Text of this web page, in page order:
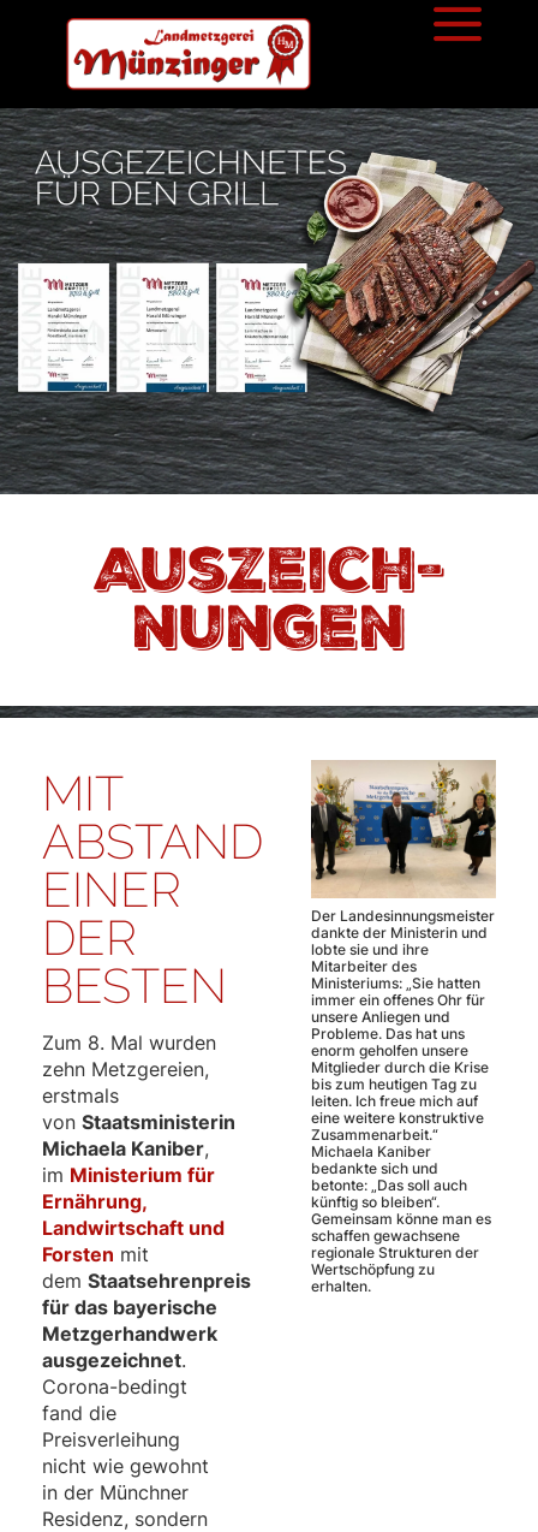
Auszeich­
nungen
MIT
ABSTAND
EINER
DER
BESTEN
Zum 8. Mal wurden
zehn Metzgereien,
erstmals
von Staatsministerin
Michaela Kaniber,
im Ministerium für
Ernährung,
Landwirtschaft und
Forsten mit
dem Staatsehrenpreis
für das bayerische
Metzgerhandwerk
ausgezeichnet.
Corona-bedingt
fand die
Preisverleihung
nicht wie gewohnt
in der Münchner
Residenz, sondern
Der Landesinnungsmeister
dankte der Ministerin und
lobte sie und ihre
Mitarbeiter des
Ministeriums: „Sie hatten
immer ein offenes Ohr für
unsere Anliegen und
Probleme. Das hat uns
enorm geholfen unsere
Mitglieder durch die Krise
bis zum heutigen Tag zu
leiten. Ich freue mich auf
eine weitere konstruktive
Zusammenarbeit.“
Michaela Kaniber
bedankte sich und
betonte: „Das soll auch
künftig so bleiben“.
Gemeinsam könne man es
schaffen gewachsene
regionale Strukturen der
Wertschöpfung zu
erhalten.